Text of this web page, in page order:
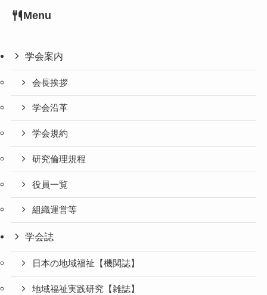
Menu
学会案内
会長挨拶
学会沿革
学会規約
研究倫理規程
役員一覧
組織運営等
学会誌
日本の地域福祉【機関誌】
地域福祉実践研究【雑誌】